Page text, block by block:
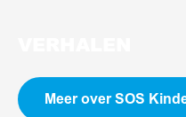
Meer over SOS